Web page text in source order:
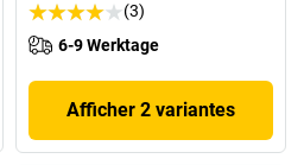
(3)
6-9 Werktage
Afficher 2 variantes